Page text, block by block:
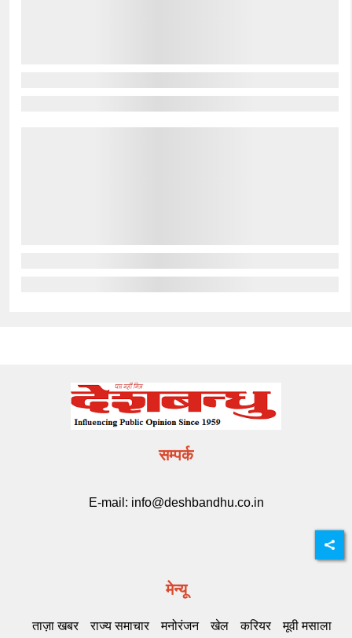
सम्पर्क
E-mail: info@deshbandhu.co.in
मेन्यू
ताज़ा खबर राज्य समाचार मनोरंजन खेल करियर मूवी मसाला